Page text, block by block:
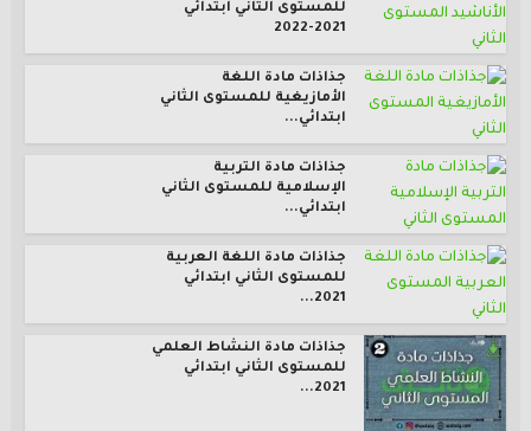
للمستوى الثاني ابتدائي
2021-2022
جذاذات مادة اللغة
الأمازيغية للمستوى الثاني
ابتدائي...
جذاذات مادة التربية
الإسلامية للمستوى الثاني
ابتدائي...
جذاذات مادة اللغة العربية
للمستوى الثاني ابتدائي
2021...
جذاذات مادة النشاط العلمي
للمستوى الثاني ابتدائي
2021...